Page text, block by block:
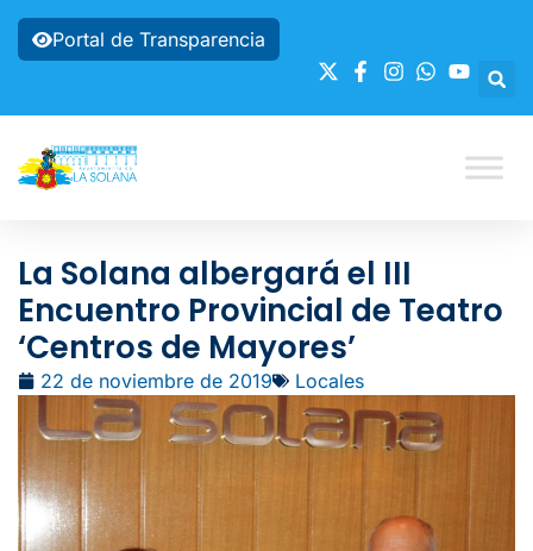
Portal de Transparencia
La Solana albergará el III
Encuentro Provincial de Teatro
‘Centros de Mayores’
22 de noviembre de 2019 Locales